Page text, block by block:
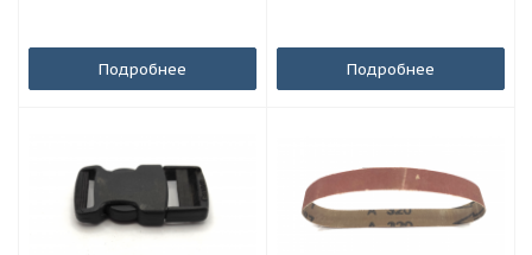
Подробнее Подробнее